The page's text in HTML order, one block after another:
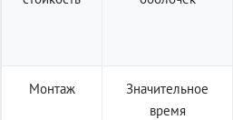
Монтаж
Значительное
время